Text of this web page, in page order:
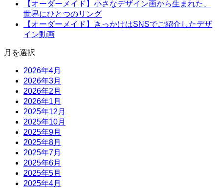
【オーダーメイド】小さなデザイン画から生まれた、
世界にひとつのリング
【オーダーメイド】きっかけはSNSでご紹介したデザ
イン動画
月を選択
2026年4月
2026年3月
2026年2月
2026年1月
2025年12月
2025年10月
2025年9月
2025年8月
2025年7月
2025年6月
2025年5月
2025年4月